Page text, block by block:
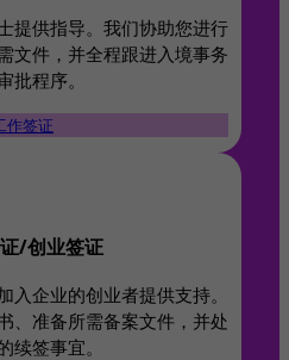
提供指导。我们协助您进行
文件，并全程跟进入境事务
批程序。
作签证
/创业签证
企业的创业者提供支持。
、准备所需备案文件，并处
续签事宜。